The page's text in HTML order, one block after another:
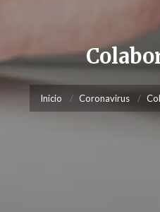
Inicio Coronavirus